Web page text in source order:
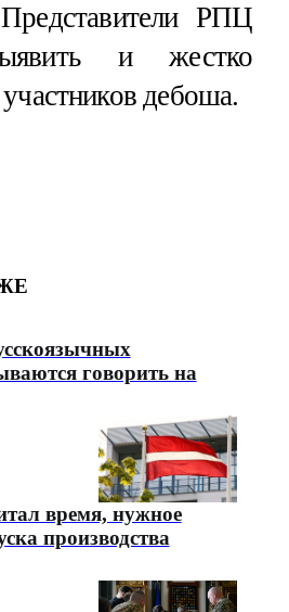
РПЦ
и жестко
участников дебоша.
говорить на
время, нужное
производства